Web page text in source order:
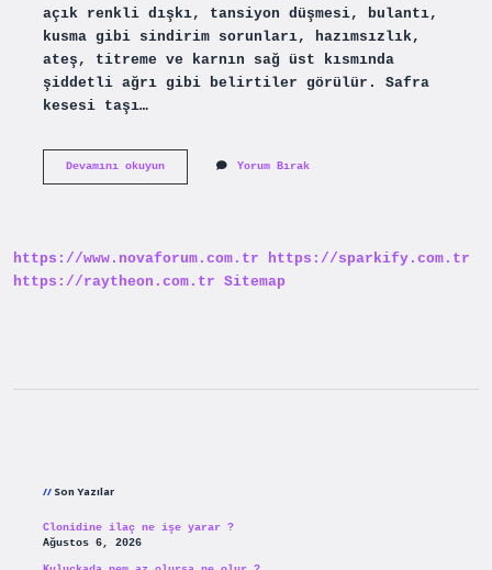
açık renkli dışkı, tansiyon düşmesi, bulantı,
kusma gibi sindirim sorunları, hazımsızlık,
ateş, titreme ve karnın sağ üst kısmında
şiddetli ağrı gibi belirtiler görülür. Safra
kesesi taşı…
Devamını okuyunSafra
Yorum Bırak
https://www.novaforum.com.tr
https://sparkify.com.tr
https://raytheon.com.tr Sitemap
Son Yazılar
Clonidine ilaç ne işe yarar ?
Ağustos 6, 2026